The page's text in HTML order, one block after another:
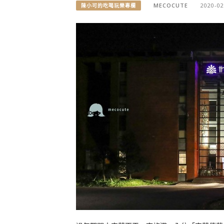
陳小可的吃喝玩樂專欄 MECOCUTE 2020-